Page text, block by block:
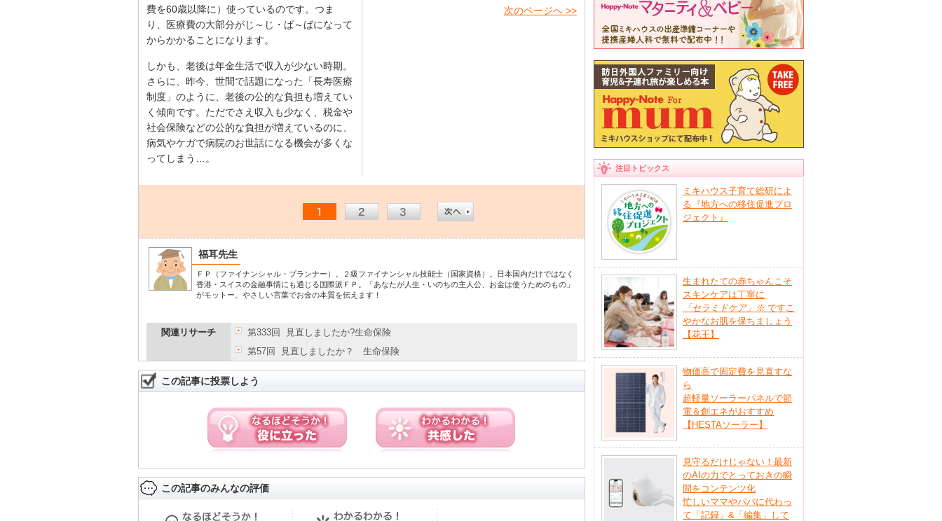
費を60歳以降に）使っているのです。つま
り、医療費の大部分がじ～じ・ば～ばになって
からかかることになります。
しかも、老後は年金生活で収入が少ない時期。
さらに、昨今、世間で話題になった「長寿医療
制度」のように、老後の公的な負担も増えてい
く傾向です。ただでさえ収入も少なく、税金や
社会保険などの公的な負担が増えているのに、
病気やケガで病院のお世話になる機会が多くな
ってしまう…。
次のページへ >>
福耳先生
ＦＰ（ファイナンシャル・プランナー）。２級ファイナンシャル技能士（国家資格）。日本国内だけではなく
香港・スイスの金融事情にも通じる国際派ＦＰ。「あなたが人生・いのちの主人公、お金は使うためのもの」
がモットー。やさしい言葉でお金の本質を伝えます！
関連リサーチ
第333回 見直しましたか?生命保険
第57回 見直しましたか？ 生命保険
この記事に投票しよう
この記事のみんなの評価
注目トピックス
ミキハウス子育て総研によ
る『地方への移住促進プロ
ジェクト』
生まれたての赤ちゃんこそ
スキンケアは丁寧に
「セラミドケア」 ※ ですこ
やかなお肌を保ちましょう
【花王】
物価高で固定費を見直すな
ら
超軽量ソーラーパネルで節
電＆創エネがおすすめ
【HESTAソーラー】
見守るだけじゃない！最新
のAIの力でとっておきの瞬
間をコンテンツ化
忙しいママやパパに代わっ
て「記録」&「編集」して